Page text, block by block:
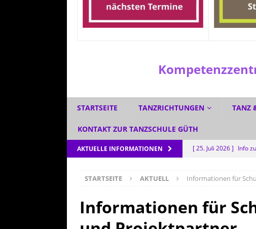
STARTSEITE TANZRICHTUNGEN TANZ
KONTAKT ZUR TANZSCHULE GÜTH
AKTUELLE INFORMATIONEN [ 25. Juli 2026 ] Info
[ 3. Juni 2026 ]
[ 5. Mai 2026 ]
STARTSEITE AKTUELL Informationen für
Informationen für